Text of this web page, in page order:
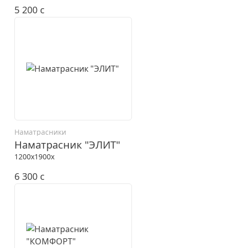
5 200 c
Наматрасники
Наматрасник "ЭЛИТ"
1200x1900x
6 300 c